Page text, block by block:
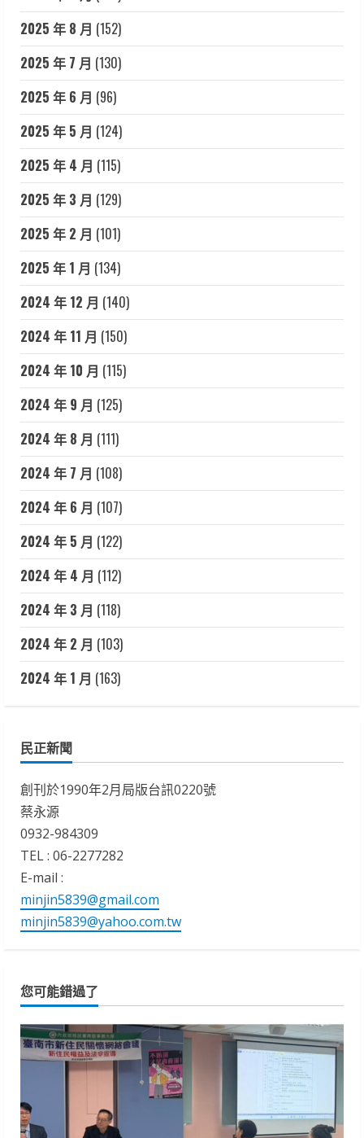
2025 年 8 月 (152)
2025 年 7 月 (130)
2025 年 6 月 (96)
2025 年 5 月 (124)
2025 年 4 月 (115)
2025 年 3 月 (129)
2025 年 2 月 (101)
2025 年 1 月 (134)
2024 年 12 月 (140)
2024 年 11 月 (150)
2024 年 10 月 (115)
2024 年 9 月 (125)
2024 年 8 月 (111)
2024 年 7 月 (108)
2024 年 6 月 (107)
2024 年 5 月 (122)
2024 年 4 月 (112)
2024 年 3 月 (118)
2024 年 2 月 (103)
2024 年 1 月 (163)
民正新聞
創刊於1990年2月局版台訊0220號
蔡永源
0932-984309
TEL : 06-2277282
E-mail :
minjin5839@gmail.com
minjin5839@yahoo.com.tw
您可能錯過了